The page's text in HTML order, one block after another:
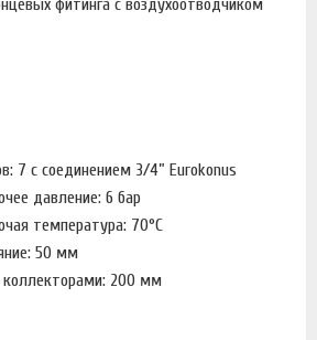
фитинга с воздухоотводчиком
7 с соединением 3/4” Eurokonus
давление: 6 бар
температура: 70°С
50 мм
200 мм